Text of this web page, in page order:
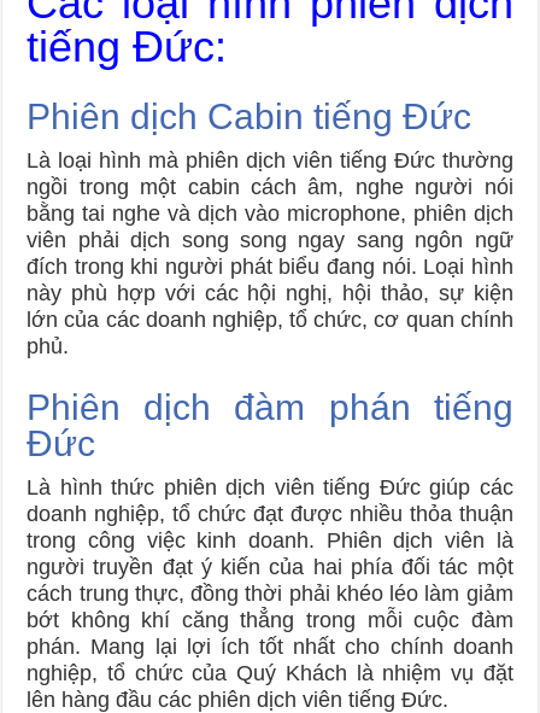
tiếng Đức:
Phiên dịch Cabin tiếng Đức
Là loại hình mà phiên dịch viên tiếng Đức thường
ngồi trong một cabin cách âm, nghe người nói
bằng tai nghe và dịch vào microphone, phiên dịch
viên phải dịch song song ngay sang ngôn ngữ
đích trong khi người phát biểu đang nói. Loại hình
này phù hợp với các hội nghị, hội thảo, sự kiện
lớn của các doanh nghiệp, tổ chức, cơ quan chính
phủ.
Phiên dịch đàm phán tiếng
Đức
Là hình thức phiên dịch viên tiếng Đức giúp các
doanh nghiệp, tổ chức đạt được nhiều thỏa thuận
trong công việc kinh doanh. Phiên dịch viên là
người truyền đạt ý kiến của hai phía đối tác một
cách trung thực, đồng thời phải khéo léo làm giảm
bớt không khí căng thẳng trong mỗi cuộc đàm
phán. Mang lại lợi ích tốt nhất cho chính doanh
nghiệp, tổ chức của Quý Khách là nhiệm vụ đặt
lên hàng đầu các phiên dịch viên tiếng Đức.